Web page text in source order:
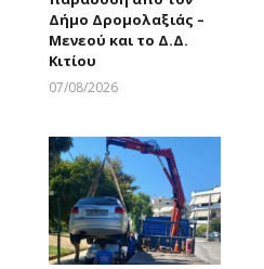
Δήμο Δρομολαξιάς –
Μενεού και το Δ.Δ.
Κιτίου
07/08/2026